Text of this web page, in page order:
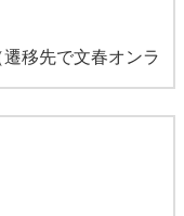
遷移先で文春オンラ